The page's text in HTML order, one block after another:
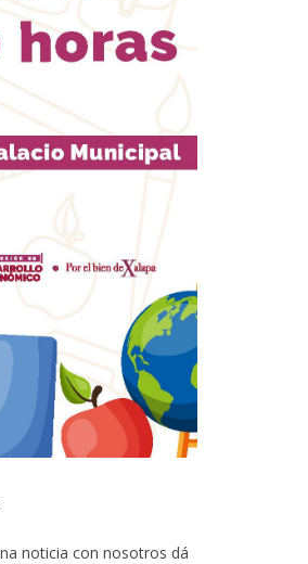
noticia con nosotros dá